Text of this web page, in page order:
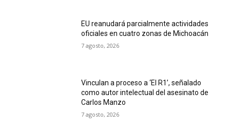
EU reanudará parcialmente actividades
oficiales en cuatro zonas de Michoacán
7 agosto, 2026
Vinculan a proceso a ‘El R1’, señalado
como autor intelectual del asesinato de
Carlos Manzo
7 agosto, 2026